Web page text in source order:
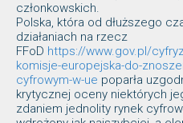
członkowskich.
Polska, która od dłuższego
działaniach na rzecz
FFoD https://www.gov.pl/
komisje-europejska-do-
cyfrowym-w-ue poparła
krytycznej oceny niektórych
zdaniem jednolity rynek